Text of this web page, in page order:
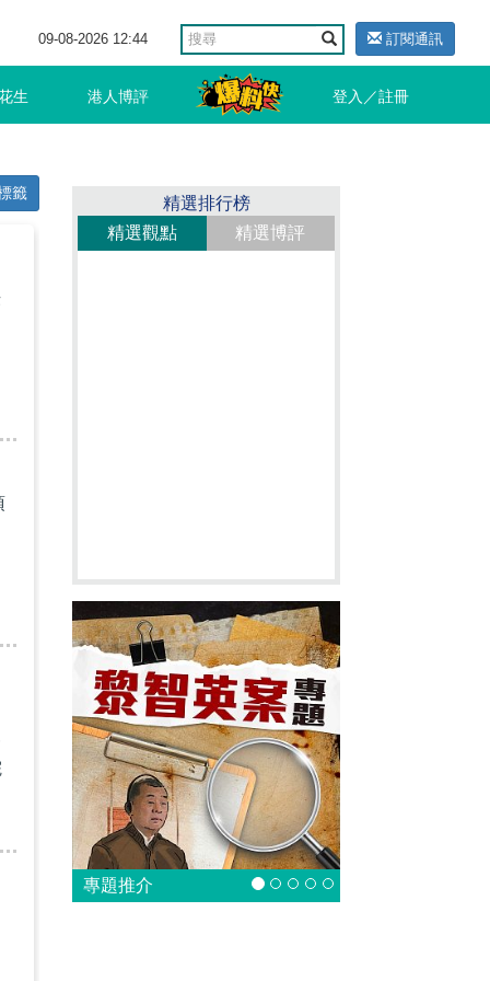
09-08-2026 12:44 訂閱通訊
生 港人博評 登入／註冊
籤
精選排行榜
精選觀點
精選博評
專題推介